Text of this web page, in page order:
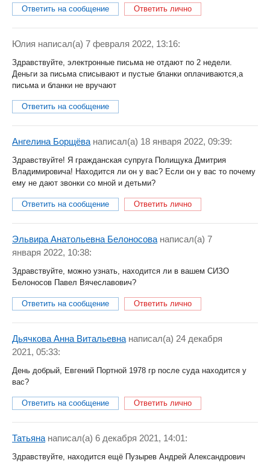
Ответить на сообщение Ответить лично
Юлия написал(a) 7 февраля 2022, 13:16:
Здравствуйте, электронные письма не отдают по 2 недели.
Деньги за письма списывают и пустые бланки оплачиваются,а
письма и бланки не вручают
Ответить на сообщение
Ангелина Борщёва написал(a) 18 января 2022, 09:39:
Здравствуйте! Я гражданская супруга Полищука Дмитрия
Владимировича! Находится ли он у вас? Если он у вас то почему
ему не дают звонки со мной и детьми?
Ответить на сообщение Ответить лично
Эльвира Анатольевна Белоносова написал(a) 7
января 2022, 10:38:
Здравствуйте, можно узнать, находится ли в вашем СИЗО
Белоносов Павел Вячеславович?
Ответить на сообщение Ответить лично
Дьячкова Анна Витальевна написал(a) 24 декабря
2021, 05:33:
День добрый, Евгений Портной 1978 гр после суда находится у
вас?
Ответить на сообщение Ответить лично
Татьяна написал(a) 6 декабря 2021, 14:01:
Здравствуйте, находится ещё Пузырев Андрей Александрович